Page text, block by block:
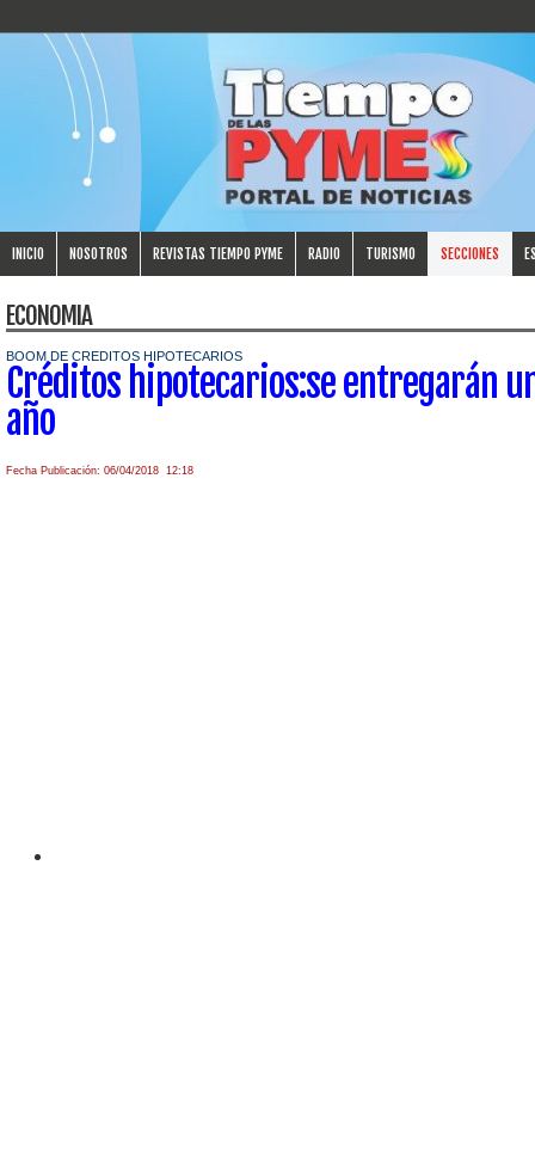
INICIO NOSOTROS REVISTAS TIEMPO PYME RADIO TURISMO SECCIONES
ECONOMIA
BOOM DE CREDITOS HIPOTECARIOS
Créditos hipotecarios:se entregarán
año
Fecha Publicación: 06/04/2018 12:18